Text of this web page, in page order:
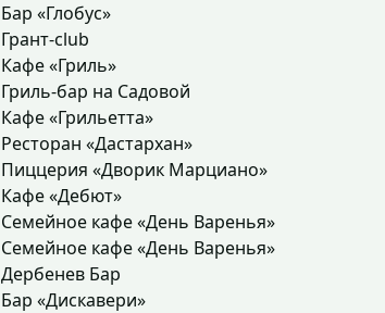
Бар «Глобус»
Грант-club
Кафе «Гриль»
Гриль-бар на Садовой
Кафе «Грильетта»
Ресторан «Дастархан»
Пиццерия «Дворик Марциано»
Кафе «Дебют»
Семейное кафе «День Варенья»
Семейное кафе «День Варенья»
Дербенев Бар
Бар «Дискавери»